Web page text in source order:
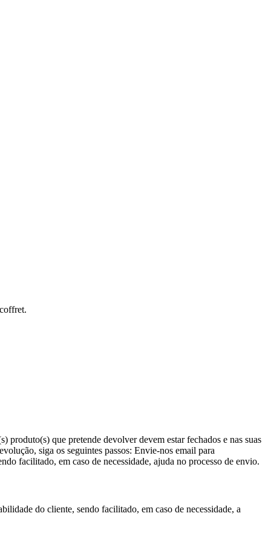
produto(s) que pretende devolver devem estar fechados e nas suas
siga os seguintes passos: Envie-nos email para
facilitado, em caso de necessidade, ajuda no processo de envio.
do cliente, sendo facilitado, em caso de necessidade, a